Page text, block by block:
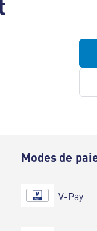
Modes de
V-Pay